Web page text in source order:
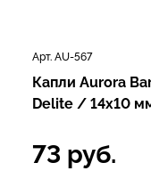
Арт. AU-567
Капли Aurora
Delite / 14x10
73 руб.